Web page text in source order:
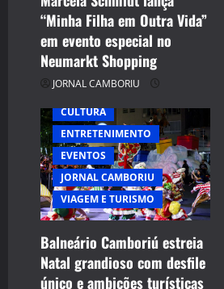
o
n
“Minha Filha em Outra Vida”
em evento especial no
Neumarkt Shopping
JORNAL CAMBORIU
CULTURA
ENTRETENIMENTO
EVENTOS
JORNAL CAMBORIU
VIAGEM E TURISMO
Balneário Camboriú estreia
Natal grandioso com desfile
único e ambições turísticas